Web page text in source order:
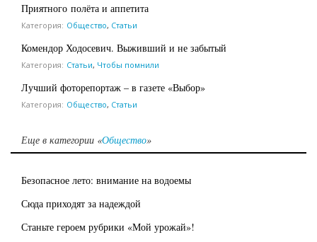
Приятного полёта и аппетита
Категория: Общество, Статьи
Комендор Ходосевич. Выживший и не забытый
Категория: Статьи, Чтобы помнили
Лучший фоторепортаж – в газете «Выбор»
Категория: Общество, Статьи
Еще в категории «Общество»
Безопасное лето: внимание на водоемы
Сюда приходят за надеждой
Станьте героем рубрики «Мой урожай»!